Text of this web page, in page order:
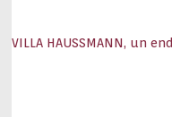
VILLA HAUSSMANN, un